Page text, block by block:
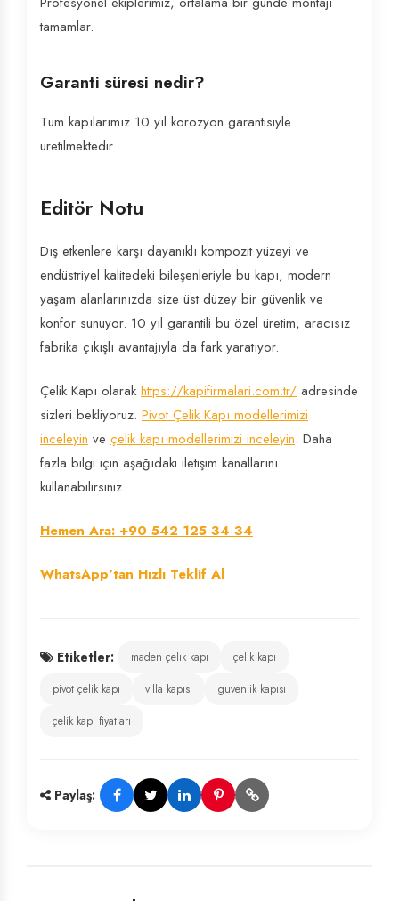
tamamlar.
Garanti süresi nedir?
Tüm kapılarımız 10 yıl korozyon garantisiyle
üretilmektedir.
Editör Notu
Dış etkenlere karşı dayanıklı kompozit yüzeyi ve
endüstriyel kalitedeki bileşenleriyle bu kapı, modern
yaşam alanlarınızda size üst düzey bir güvenlik ve
konfor sunuyor. 10 yıl garantili bu özel üretim, aracısız
fabrika çıkışlı avantajıyla da fark yaratıyor.
Çelik Kapı olarak https://kapifirmalari.com.tr/ adresinde
sizleri bekliyoruz. Pivot Çelik Kapı modellerimizi
inceleyin ve çelik kapı modellerimizi inceleyin. Daha
fazla bilgi için aşağıdaki iletişim kanallarını
kullanabilirsiniz.
Hemen Ara: +90 542 125 34 34
WhatsApp'tan Hızlı Teklif Al
Etiketler: maden çelik kapı
çelik kapı
pivot çelik kapı
villa kapısı
güvenlik kapısı
çelik kapı fiyatları
Paylaş: